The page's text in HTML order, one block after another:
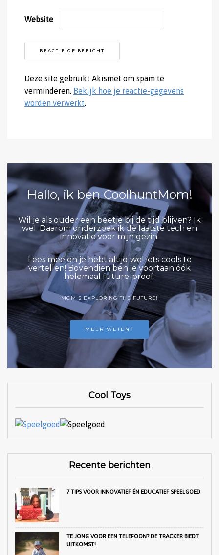
Website
Deze site gebruikt Akismet om spam te
verminderen. Bekijk hoe je reactie-gegevens
worden verwerkt.
Hallo, ik ben CoolhuntMom!
Wil je als ouder een beetje bij de tijd blijven? Ik
wel. Daarom onderzoek ik de laatste tech en
innovatie voor mijn gezin.
Lees mee en je hebt altijd wel iets cools te
vertellen! Bovendien ben je voortaan óók
helemaal future-proof.
MOM'S EXPLORING THE FUTURE!
MEER WETEN?
Cool Toys
Recente berichten
7 TIPS VOOR INNOVATIEF ÉN EDUCATIEF SPEELGOED
TE JONG VOOR EEN TELEFOON? DE TRACKER BIEDT
UITKOMST!